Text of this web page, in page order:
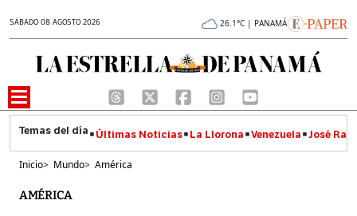
SÁBADO 08 AGOSTO 2026 26.1°C | PANAMÁ
Últimas Noticias La Llorona Venezuela José
Inicio> Mundo> América
AMÉRICA